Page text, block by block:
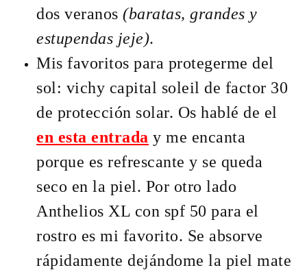
dos veranos(baratas, grandes y
estupendas jeje).
Mis favoritos para protegerme del
sol: vichy capital soleil de factor 30
de protección solar. Os hablé de el
en esta entrada y me encanta
porque es refrescante y se queda
seco en la piel. Por otro lado
Anthelios XL con spf 50 para el
rostro es mi favorito. Se absorve
rápidamente dejándome la piel mate